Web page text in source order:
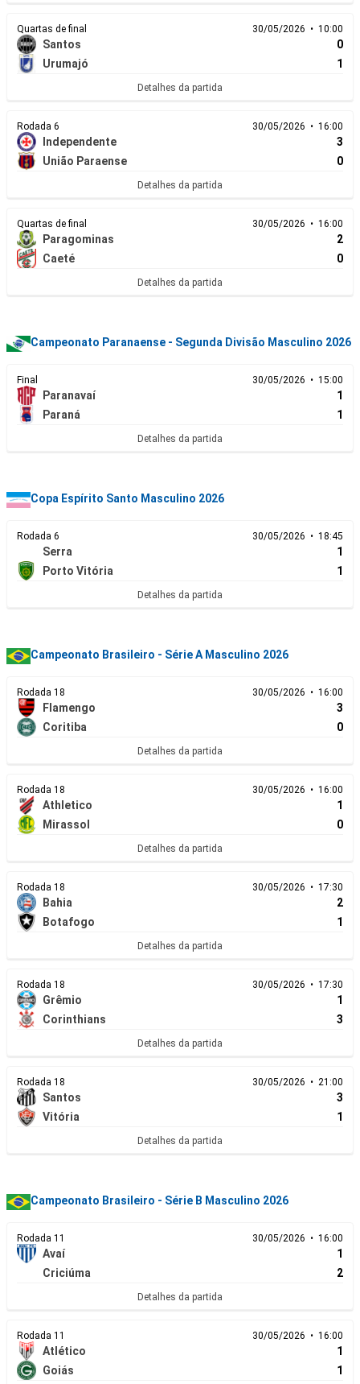
Quartas de final 30/05/2026 • 10:00
Santos
0
Urumajó
1
Detalhes da partida
Rodada 6 30/05/2026 • 16:00
Independente
3
União Paraense
0
Detalhes da partida
Quartas de final 30/05/2026 • 16:00
Paragominas
2
Caeté
0
Detalhes da partida
Campeonato Paranaense - Segunda Divisão Masculino 2026
Final 30/05/2026 • 15:00
Paranavaí
1
Paraná
1
Detalhes da partida
Copa Espírito Santo Masculino 2026
Rodada 6 30/05/2026 • 18:45
Serra
1
Porto Vitória
1
Detalhes da partida
Campeonato Brasileiro - Série A Masculino 2026
Rodada 18 30/05/2026 • 16:00
Flamengo
3
Coritiba
0
Detalhes da partida
Rodada 18 30/05/2026 • 16:00
Athletico
1
Mirassol
0
Detalhes da partida
Rodada 18 30/05/2026 • 17:30
Bahia
2
Botafogo
1
Detalhes da partida
Rodada 18 30/05/2026 • 17:30
Grêmio
1
Corinthians
3
Detalhes da partida
Rodada 18 30/05/2026 • 21:00
Santos
3
Vitória
1
Detalhes da partida
Campeonato Brasileiro - Série B Masculino 2026
Rodada 11 30/05/2026 • 16:00
Avaí
1
Criciúma
2
Detalhes da partida
Rodada 11 30/05/2026 • 16:00
Atlético
1
Goiás
1